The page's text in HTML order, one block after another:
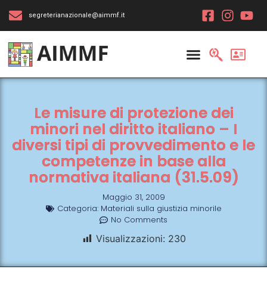
segreterianazionale@aimmf.it
Le misure di protezione dei
minori nel diritto italiano – I
diversi tipi di provvedimento e le
competenze in base alla
normativa italiana (31.5.09)
Maggio 31, 2009
Categoria: Materiali sulla giustizia minorile
No Comments
Visualizzazioni: 230